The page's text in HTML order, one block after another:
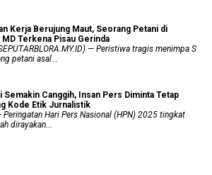
Kerja Berujung Maut, Seorang Petani di
Terkena Pisau Gerinda
— Peristiwa tragis menimpa S
petani asal...
Semakin Canggih, Insan Pers Diminta Tetap
Kode Etik Jurnalistik
Hari Pers Nasional (HPN) 2025 tingkat
dirayakan...